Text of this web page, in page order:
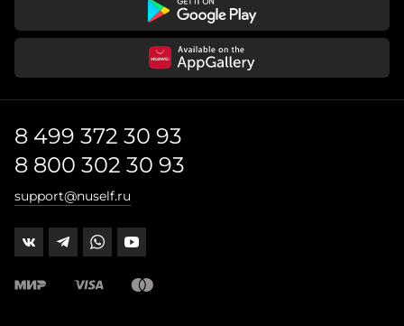
8 499 372 30 93
8 800 302 30 93
support@nuself.ru